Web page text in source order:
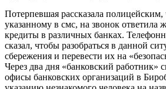
Потерпевшая рассказала
указанному в смс, на звонок ответила
кредиты в различных банках.
сказал, чтобы разобраться в данной
сбережения и перевести их на
Через два дня «банковский
офисы банковских организаций в